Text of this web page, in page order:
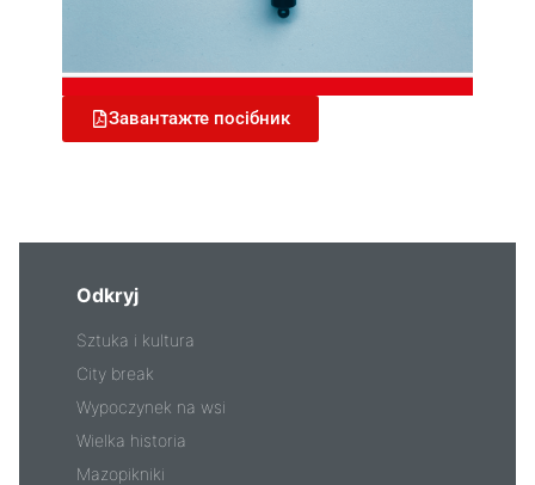
Завантажте посібник
Odkryj
Sztuka i kultura
City break
Wypoczynek na wsi
Wielka historia
Mazopikniki